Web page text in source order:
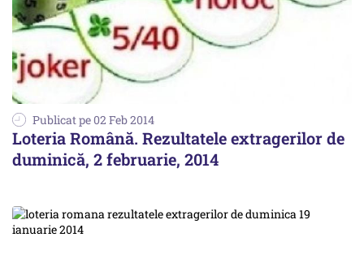
Publicat pe 02 Feb 2014
Loteria Română. Rezultatele extragerilor de
duminică, 2 februarie, 2014